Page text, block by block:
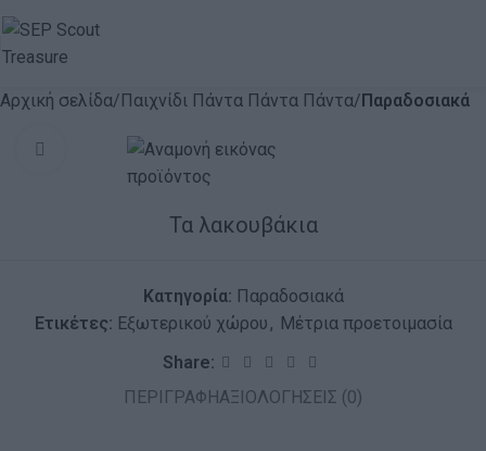
Αρχική σελίδα Παιχνίδι Πάντα Πάντα Πάντα Παραδοσιακά
Click to enlarge
Τα λακουβάκια
Κατηγορία: Παραδοσιακά
Ετικέτες: Εξωτερικού χώρου , Μέτρια προετοιμασία
Share:
ΠΕΡΙΓΡΑΦΉΑΞΙΟΛΟΓΉΣΕΙΣ (0)